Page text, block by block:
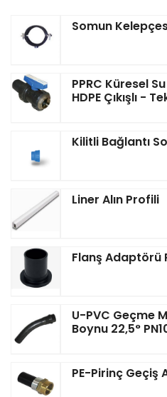
Somun
PPRC Küresel
HDPE Çıkışlı -
Kilitli Bağlantı
Liner Alın Profili
Flanş Adaptörü
U-PVC Geçme
Boynu 22,5°
PE-Pirinç Geçiş